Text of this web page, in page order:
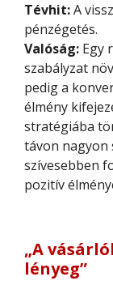
Tévhit:A
pénzégetés.
Valóság: Egy
szabályzat
pedig a
élmény
stratégiába
távon nagyon
szívesebben
pozitív
„A
lényeg”